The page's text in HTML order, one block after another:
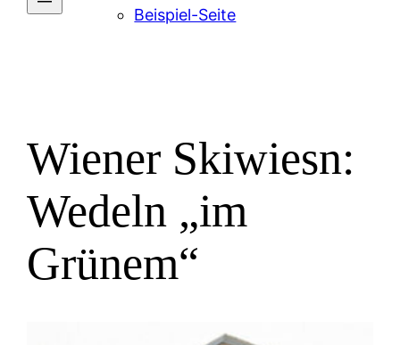
Beispiel-Seite
Wiener Skiwiesn:
Wedeln „im
Grünem“